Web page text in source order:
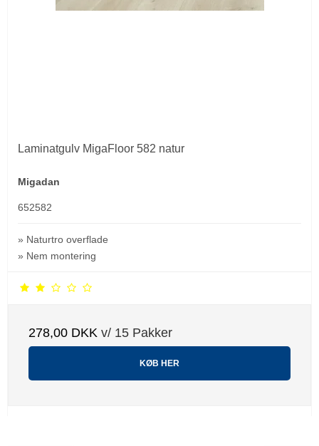
Laminatgulv MigaFloor 582 natur
Migadan
652582
» Naturtro overflade
» Nem montering
278,00 DKK v/ 15 Pakker
KØB HER